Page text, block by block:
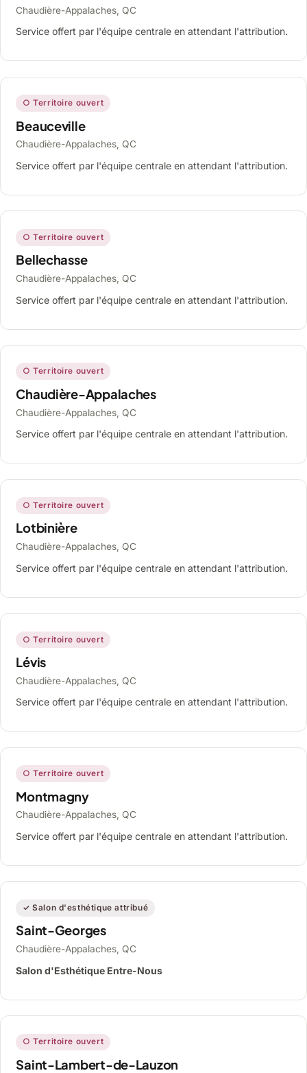
Chaudière-Appalaches, QC
Service offert par l'équipe centrale en attendant l'attribution.
○ Territoire ouvert
Beauceville
Chaudière-Appalaches, QC
Service offert par l'équipe centrale en attendant l'attribution.
○ Territoire ouvert
Bellechasse
Chaudière-Appalaches, QC
Service offert par l'équipe centrale en attendant l'attribution.
○ Territoire ouvert
Chaudière-Appalaches
Chaudière-Appalaches, QC
Service offert par l'équipe centrale en attendant l'attribution.
○ Territoire ouvert
Lotbinière
Chaudière-Appalaches, QC
Service offert par l'équipe centrale en attendant l'attribution.
○ Territoire ouvert
Lévis
Chaudière-Appalaches, QC
Service offert par l'équipe centrale en attendant l'attribution.
○ Territoire ouvert
Montmagny
Chaudière-Appalaches, QC
Service offert par l'équipe centrale en attendant l'attribution.
✓ Salon d'esthétique attribué
Saint-Georges
Chaudière-Appalaches, QC
Salon d'Esthétique Entre-Nous
○ Territoire ouvert
Saint-Lambert-de-Lauzon